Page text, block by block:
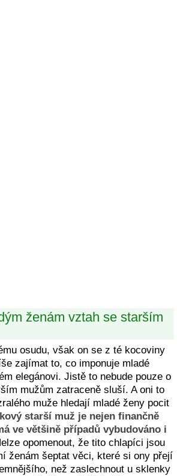
ženám vztah se starším
osudu, však on se z té kocoviny
zajímat to, co imponuje mladé
elegánovi. Jistě to nebude pouze o
mužům zatraceně sluší. A oni to
muže hledají mladé ženy pocit
starší muž je nejen finančně
ve většině případů vybudováno i
opomenout, že tito chlapíci jsou
ženám šeptat věci, které si ony přejí
než zaslechnout u sklenky